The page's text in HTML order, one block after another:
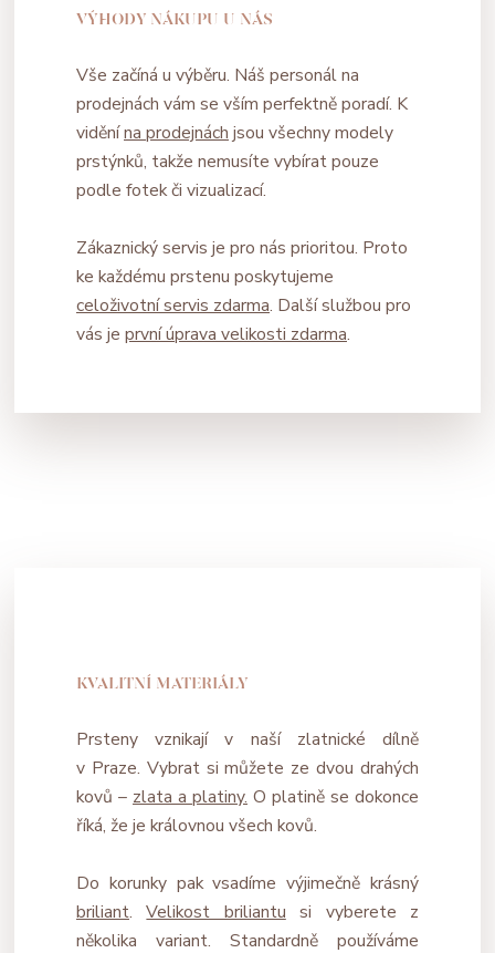
VÝHODY NÁKUPU U NÁS
Vše začíná u výběru. Náš personál na
prodejnách vám se vším perfektně poradí. K
viděnína prodejnách jsou všechny modely
prstýnků, takže nemusíte vybírat pouze
podle fotek či vizualizací.
Zákaznický servis je pro nás prioritou. Proto
ke každému prstenu poskytujeme
celoživotní servis zdarma. Další službou pro
vás je první úprava velikosti zdarma.
KVALITNÍ MATERIÁLY
Prsteny vznikají v naší zlatnické dílně
v Praze. Vybrat si můžete ze dvou drahých
kovů – zlata a platiny. O platině se dokonce
říká, že je královnou všech kovů.
Do korunky pak vsadíme výjimečně krásný
briliant.Velikost briliantu si vyberete z
několika variant. Standardně používáme